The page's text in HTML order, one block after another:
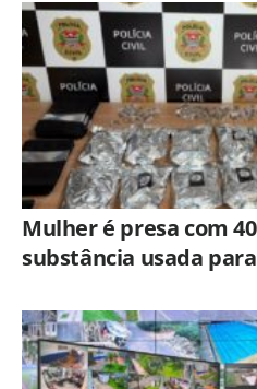
Mulher é presa com
substância usada
Piracicaba